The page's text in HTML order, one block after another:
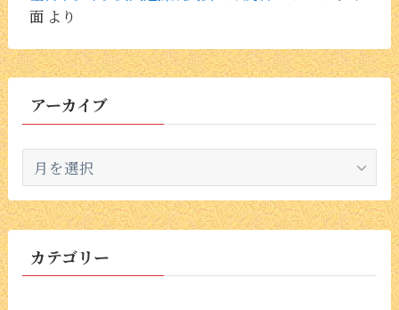
面より
アーカイブ
ー
カ
イ
カテゴリー